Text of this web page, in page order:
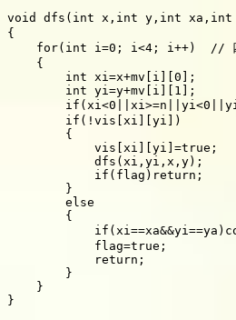
void dfs(int x,int y,int xa,int ya)
{
for(int i=0; i<4; i++)  //
    {
        int xi=x+mv[i][0];
        int yi=y+mv[i][1];
        if(!vis[xi][yi])
        {
            vis[xi][yi]=true;
            dfs(xi,yi,x,y);
            if(flag)return;
        }
        else
        {
            flag=true;
            return;
        }
    }
}